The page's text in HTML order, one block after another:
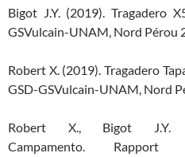
Bigot J.Y. (2019). Tragadero
GSVulcain-UNAM, Nord Pérou
Robert X. (2019). Tragadero
GSD-GSVulcain-UNAM, Nord
Robert X., Bigot J.Y.
Campamento. Rapport